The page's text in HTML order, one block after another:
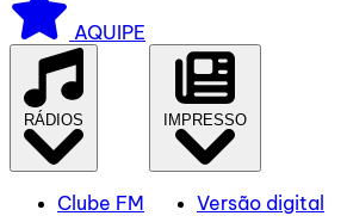
AQUIPE
RÁDIOS
Clube FM
IMPRESSO
Versão digital